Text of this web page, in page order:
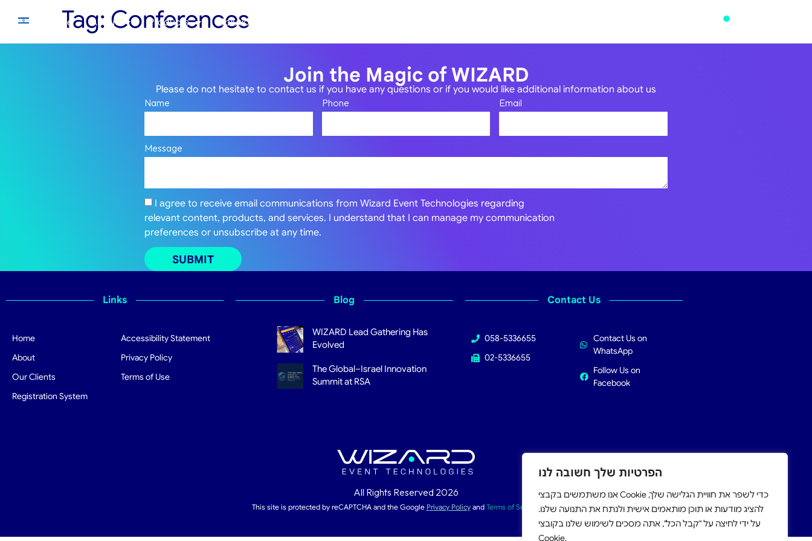
הפרטיות שלך חשובה לנו
אנו משתמשים בקבצי Cookie כדי לשפר את חוויית הגלישה שלך,
להציג מודעות או תוכן מותאמים אישית ולנתח את התנועה שלנו.
על ידי לחיצה על "קבל הכל", אתה מסכים לשימוש שלנו בקובצי
Cookie.
Home About Products Solutions
Tag: Conferences
Join the Magic of WIZARD
Please do not hesitate to contact us if you have any questions or if you would like additional information about us
Name
Phone Email
Message
I agree to receive email communications from Wizard Event Technologies regarding
relevant content, products, and services. I understand that I can manage my communication
preferences or unsubscribe at any time.
SUBMIT
Links
Home
About
Our Clients
Registration System
Accessibility Statement
Privacy Policy
Terms of Use
Blog
WIZARD Lead Gathering Has
Evolved
The Global–Israel Innovation
Summit at RSA
Contact Us
058-5336655
02-5336655
Contact Us on
WhatsApp
Follow Us on
Facebook
All Rights Reserved 2026
This site is protected by reCAPTCHA and the Google Privacy Policyand Terms of Service apply.